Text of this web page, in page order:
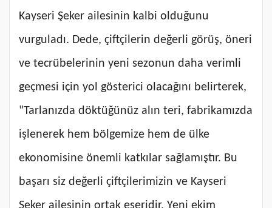
Kayseri Şeker ailesinin kalbi olduğunu
vurguladı. Dede, çiftçilerin değerli görüş, öneri
ve tecrübelerinin yeni sezonun daha verimli
geçmesi için yol gösterici olacağını belirterek,
"Tarlanızda döktüğünüz alın teri, fabrikamızda
işlenerek hem bölgemize hem de ülke
ekonomisine önemli katkılar sağlamıştır. Bu
başarı siz değerli çiftçilerimizin ve Kayseri